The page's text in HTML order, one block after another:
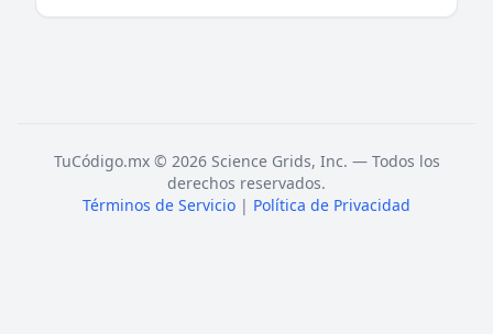
TuCódigo.mx © 2026 Science Grids, Inc. — Todos los
derechos reservados.
Términos de Servicio | Política de Privacidad